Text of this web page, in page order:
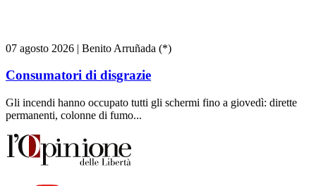
07 agosto 2026 | Benito Arruñada (*)
Consumatori di disgrazie
Gli incendi hanno occupato tutti gli schermi fino a giovedì: dirette
permanenti, colonne di fumo...